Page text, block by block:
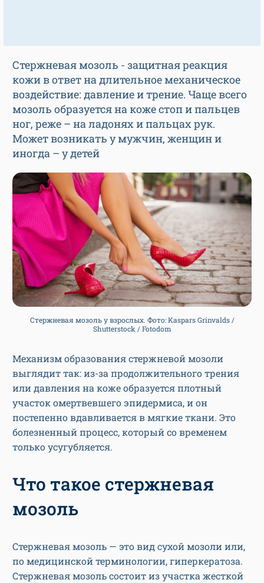
Стержневая мозоль - защитная реакция
кожи в ответ на длительное механическое
воздействие: давление и трение. Чаще всего
мозоль образуется на коже стоп и пальцев
ног, реже – на ладонях и пальцах рук.
Может возникать у мужчин, женщин и
иногда – у детей
Стержневая мозоль у взрослых. Фото: Kaspars Grinvalds /
Shutterstock / Fotodom
Механизм образования стержневой мозоли
выглядит так: из-за продолжительного трения
или давления на коже образуется плотный
участок омертвевшего эпидермиса, и он
постепенно вдавливается в мягкие ткани. Это
болезненный процесс, который со временем
только усугубляется.
Что такое стержневая
мозоль
Стержневая мозоль — это вид сухой мозоли или,
по медицинской терминологии, гиперкератоза.
Стержневая мозоль состоит из участка жесткой